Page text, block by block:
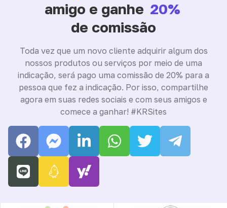
amigo e ganhe 20%
de comissão
Toda vez que um novo cliente adquirir algum dos
nossos produtos ou serviços por meio de uma
indicação, será pago uma comissão de 20% para a
pessoa que fez a indicação. Por isso, compartilhe
agora em suas redes sociais e com seus amigos e
comece a ganhar! #KRSites